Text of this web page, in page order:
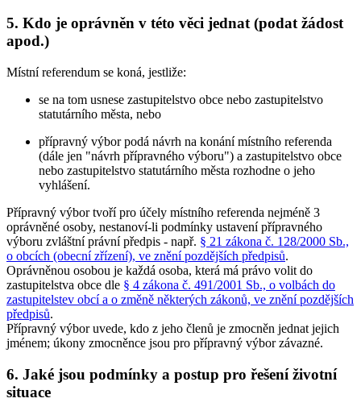
5. Kdo je oprávněn v této věci jednat (podat žádost
apod.)
Místní referendum se koná, jestliže:
se na tom usnese zastupitelstvo obce nebo zastupitelstvo
statutárního města, nebo
přípravný výbor podá návrh na konání místního referenda
(dále jen "návrh přípravného výboru") a zastupitelstvo obce
nebo zastupitelstvo statutárního města rozhodne o jeho
vyhlášení.
Přípravný výbor tvoří pro účely místního referenda nejméně 3
oprávněné osoby, nestanoví-li podmínky ustavení přípravného
výboru zvláštní právní předpis - např. § 21 zákona č. 128/2000 Sb.,
o obcích (obecní zřízení), ve znění pozdějších předpisů.
Oprávněnou osobou je každá osoba, která má právo volit do
zastupitelstva obce dle § 4 zákona č. 491/2001 Sb., o volbách do
zastupitelstev obcí a o změně některých zákonů, ve znění pozdějších
předpisů.
Přípravný výbor uvede, kdo z jeho členů je zmocněn jednat jejich
jménem; úkony zmocněnce jsou pro přípravný výbor závazné.
6. Jaké jsou podmínky a postup pro řešení životní
situace